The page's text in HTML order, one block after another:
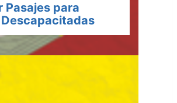
Pasajes para